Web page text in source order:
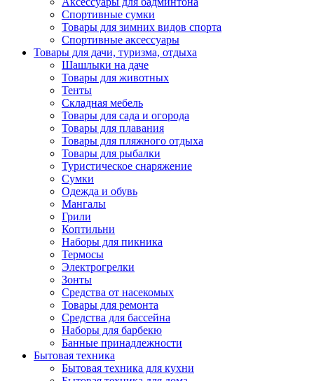
Спортивные сумки
Товары для зимних видов спорта
Спортивные аксессуары
Товары для дачи, туризма, отдыха
Шашлыки на даче
Товары для животных
Тенты
Складная мебель
Товары для сада и огорода
Товары для плавания
Товары для пляжного отдыха
Товары для рыбалки
Туристическое снаряжение
Сумки
Одежда и обувь
Мангалы
Грили
Коптильни
Наборы для пикника
Термосы
Электрогрелки
Зонты
Средства от насекомых
Товары для ремонта
Средства для бассейна
Наборы для барбекю
Банные принадлежности
Бытовая техника
Бытовая техника для кухни